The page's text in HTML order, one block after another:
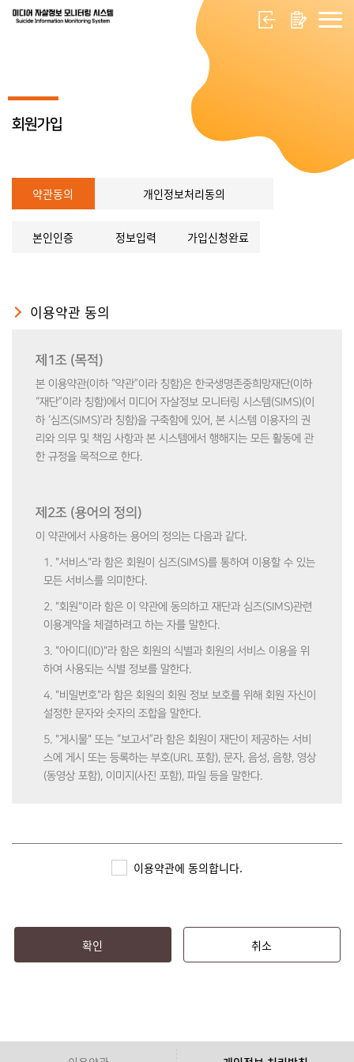
회원가입
약관동의 개인정보처리동의
본인인증 정보입력 가입신청완료
이용약관 동의
제1조 (목적)
본 이용약관(이하 “약관”이라 칭함)은 한국생명존중희망재단(이하
“재단”이라 칭함)에서 미디어 자살정보 모니터링 시스템(SIMS)(이
하 ‘심즈(SIMS)’라 칭함)을 구축함에 있어, 본 시스템 이용자의 권
리와 의무 및 책임 사항과 본 시스템에서 행해지는 모든 활동에 관
한 규정을 목적으로 한다.
제2조 (용어의 정의)
이 약관에서 사용하는 용어의 정의는 다음과 같다.
1. "서비스"라 함은 회원이 심즈(SIMS)를 통하여 이용할 수 있는
모든 서비스를 의미한다.
2. "회원"이라 함은 이 약관에 동의하고 재단과 심즈(SIMS)관련
이용계약을 체결하려고 하는 자를 말한다.
3. "아이디(ID)"라 함은 회원의 식별과 회원의 서비스 이용을 위
하여 사용되는 식별 정보를 말한다.
4. "비밀번호"라 함은 회원의 회원 정보 보호를 위해 회원 자신이
설정한 문자와 숫자의 조합을 말한다.
5. "게시물" 또는 “보고서”라 함은 회원이 재단이 제공하는 서비
스에 게시 또는 등록하는 부호(URL 포함), 문자, 음성, 음향, 영상
(동영상 포함), 이미지(사진 포함), 파일 등을 말한다.
3. 회원은 정기적으로 심즈(SIMS)를 방문하여 약관의 변경사항
원 탈퇴를 할 수 있으며 이로 인해 심즈(SIMS)에서 제공하는 서
이용약관에 동의합니다.
확인 취소